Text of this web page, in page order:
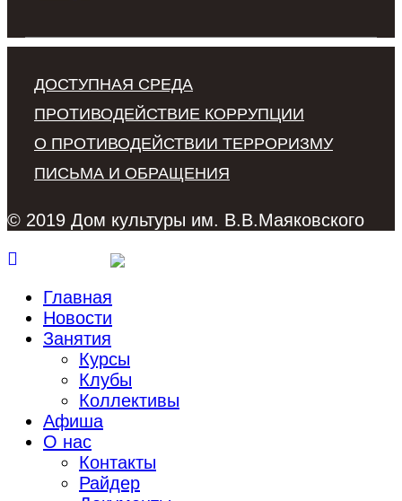
ДОСТУПНАЯ СРЕДА
ПРОТИВОДЕЙСТВИЕ КОРРУПЦИИ
О ПРОТИВОДЕЙСТВИИ ТЕРРОРИЗМУ
ПИСЬМА И ОБРАЩЕНИЯ
© 2019 Дом культуры им. В.В.Маяковского
Главная
Новости
Занятия
Курсы
Клубы
Коллективы
Афиша
О нас
Контакты
Райдер